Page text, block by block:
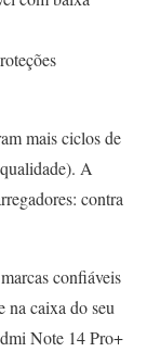
mais ciclos de
A
contra
confiáveis
caixa do seu
Note 14 Pro+